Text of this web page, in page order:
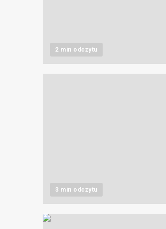
2 min odczytu
3 min odczytu